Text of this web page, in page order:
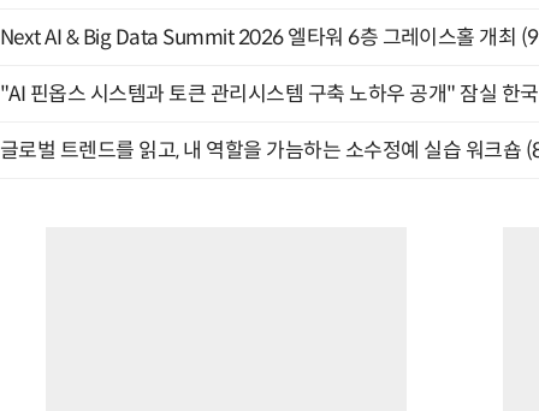
Next AI & Big Data Summit 2026 엘타워 6층 그레이스홀 개최
"AI 핀옵스 시스템과 토큰 관리시스템 구축 노하우 공개" 잠실 한
글로벌 트렌드를 읽고, 내 역할을 가늠하는 소수정예 실습 워크숍